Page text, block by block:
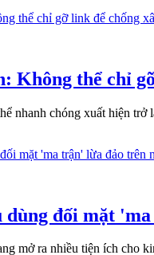
Không thể chỉ
nhanh chóng xuất hiện trở
đối mặt
mở ra nhiều tiện ích cho